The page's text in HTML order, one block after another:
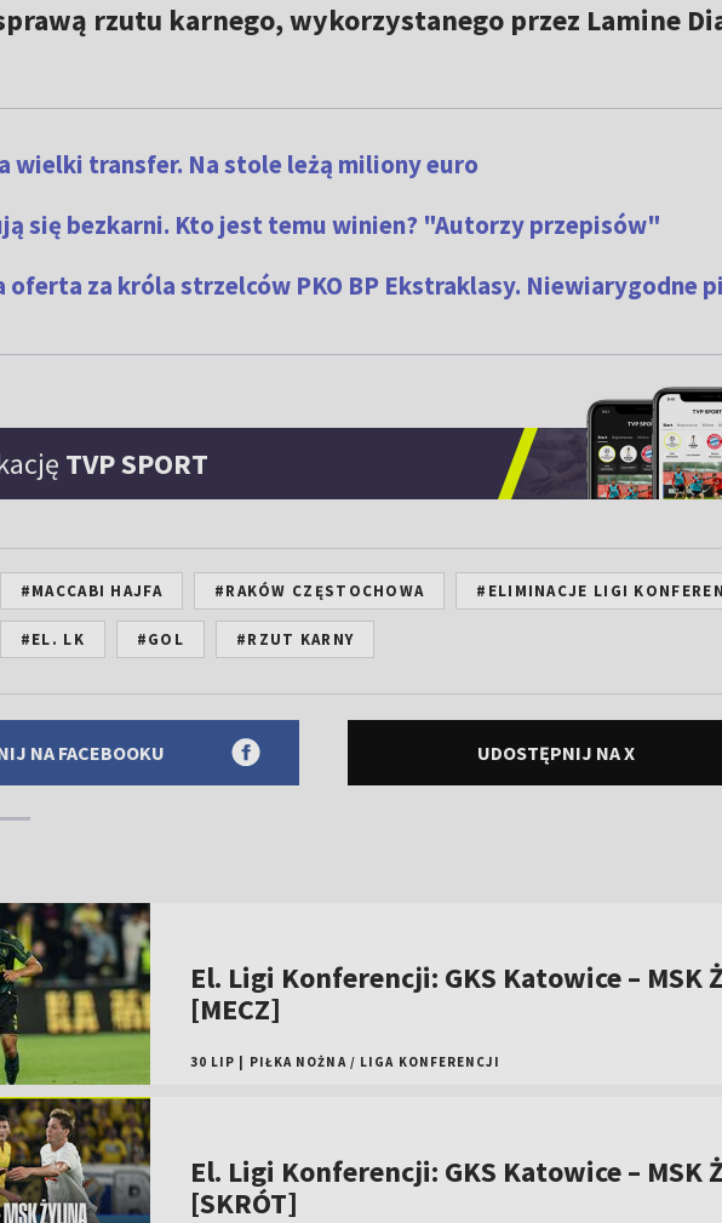
rzutu karnego, wykorzystanego przez Lamine
wielki transfer. Na stole leżą miliony euro
się bezkarni. Kto jest temu winien? "Autorzy przepisów"
oferta za króla strzelców PKO BP Ekstraklasy. Niewiarygodne
TVP SPORT
#MACCABI HAJFA #RAKÓW CZĘSTOCHOWA #ELIMINACJE LIGI
#EL. LK #GOL #RZUT KARNY
NA FACEBOOKU UDOSTĘPNIJ NA X
El. Ligi Konferencji: GKS Katowice – MSK
[MECZ]
30 LIP PIŁKA NOŻNA / LIGA KONFERENCJI
El. Ligi Konferencji: GKS Katowice – MSK
[SKRÓT]